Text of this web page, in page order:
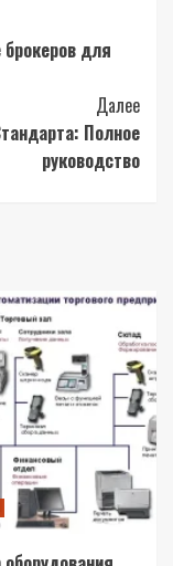
для
Далее
Полное
руководство